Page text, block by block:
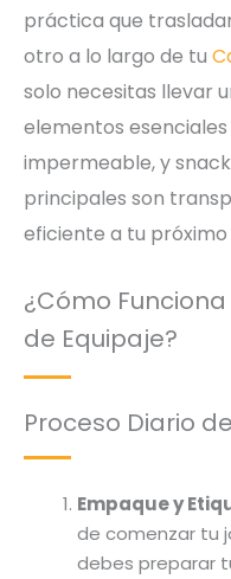
práctica que
otro a lo largo de tu
solo necesitas llevar
elementos
impermeable, y
principales son
eficiente a tu próximo
¿Cómo
de Equipaje?
Proceso Diario
Empaque y
de comenzar tu
debes preparar